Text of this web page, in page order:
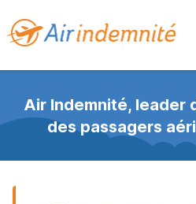
Air Indemnité, leader
des passagers